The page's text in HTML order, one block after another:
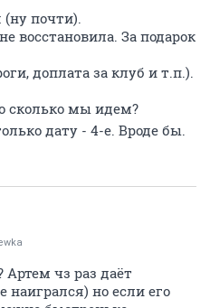
(ну почти).
восстановила. За подарок
доплата за клуб и т.п.).
сколько мы идем?
дату - 4-е. Вроде бы.
Артем чз раз даёт
но если его